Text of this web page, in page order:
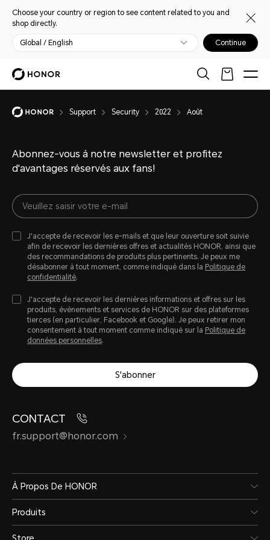
Choose your country or region to see content related to you and
shop directly.
Global / English Continue
Support Security 2022 Août
Abonnez-vous à notre newsletter et profitez
d'avantages réservés aux fans!
J'accepte de recevoir les e-mails et que leur ouverture soit suivie
afin de recevoir les dernières offres et actualités HONOR, ainsi que
des recommandations de produits plus pertinents. Je peux me
désabonner à tout moment, comme indiqué dans la Politique de
confidentialité.
J'accepte de recevoir les dernières informations et offres sur les
produits, évènements et services de HONOR sur des plateformes
tierces (en particulier, Facebook et Google). Je peux retirer mon
consentement à tout moment comme indiqué sur la Politique de
données personnelles.
S'abonner
CONTACT
fr.support@honor.com
À Propos De HONOR
Produits